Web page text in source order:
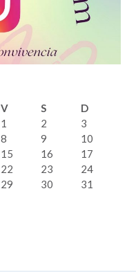
V S
D
1
2
3
8 9
10
15 16
17
22 23
24
29 30 31